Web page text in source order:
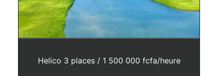
Helico 3 places / 1 500 000 fcfa/heure